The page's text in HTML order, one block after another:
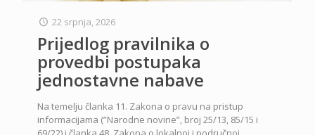
22 srpnja, 2026
Prijedlog pravilnika o
provedbi postupaka
jednostavne nabave
Na temelju članka 11. Zakona o pravu na pristup
informacijama (”Narodne novine”, broj 25/13, 85/15 i